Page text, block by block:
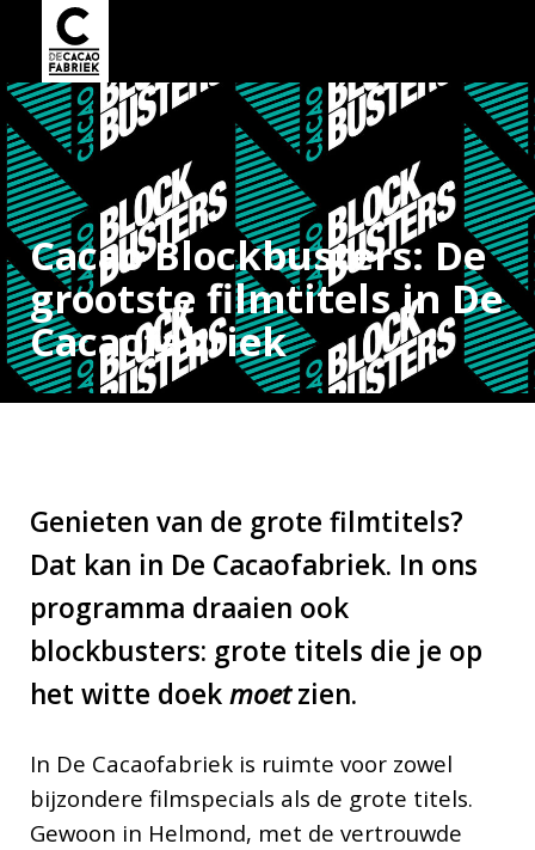
Cacao Blockbusters: De
grootste filmtitels in De
Cacaofabriek
Genieten van de grote filmtitels?
Dat kan in De Cacaofabriek. In ons
programma draaien ook
blockbusters: grote titels die je op
het witte doekmoetzien.
In De Cacaofabriek is ruimte voor zowel
bijzondere filmspecials als de grote titels.
Gewoon in Helmond, met de vertrouwde